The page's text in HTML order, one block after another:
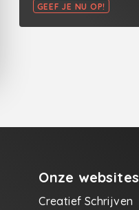
GEEF JE NU OP!
Onze websites
Creatief Schrijven